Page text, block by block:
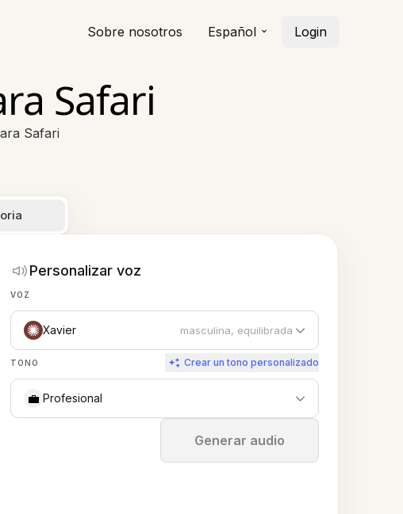
Sobre nosotros Español Login
Safari
Safari
Personalizar voz
VOZ
Xavier masculina, equilibrada
TONO Crear un tono personalizado
💼 Profesional
Generar audio
Detener